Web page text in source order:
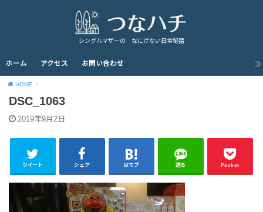
シングルマザーの なにげない日常秘話
ホーム アクセス お問い合わせ
HOME
DSC_1063
2019年9月2日
ツイート シェア はてブ 送る Pocket